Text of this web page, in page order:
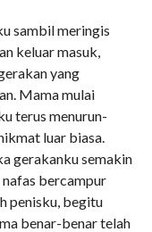
sambil meringis
keluar masuk,
yang
Mama mulai
terus menurun-
luar biasa.
gerakanku semakin
nafas bercampur
penisku, begitu
benar-benar telah